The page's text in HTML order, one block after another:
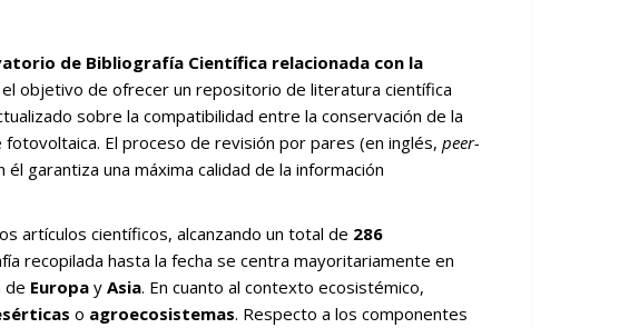
de Bibliografía Científica relacionada con la
el objetivo de ofrecer un repositorio de literatura científica
sobre la compatibilidad entre la conservación de la
El proceso de revisión por pares (en inglés, peer-
garantiza una máxima calidad de la información
artículos científicos, alcanzando un total de 286
recopilada hasta la fecha se centra mayoritariamente en
de Europay Asia. En cuanto al contexto ecosistémico,
o agroecosistemas. Respecto a los componentes